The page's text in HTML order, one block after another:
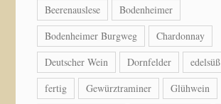
Beerenauslese
Bodenheimer
Bodenheimer Burgweg
Chardonnay
Deutscher Wein
Dornfelder edelsüß
fertig
Gewürztraminer
Glühwein